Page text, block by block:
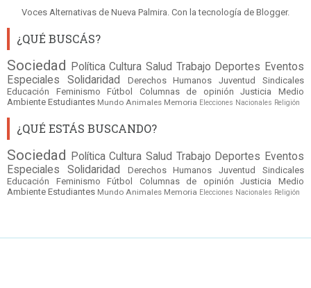
Voces Alternativas de Nueva Palmira. Con la tecnología de Blogger.
¿QUÉ BUSCÁS?
Sociedad Política Cultura Salud Trabajo Deportes Eventos
Especiales
Solidaridad Derechos Humanos Juventud
Sindicales
Educación
Feminismo Fútbol Columnas de opinión Justicia
Medio
Ambiente Estudiantes Mundo Animales Memoria Elecciones Nacionales Religión
¿QUÉ ESTÁS BUSCANDO?
Sociedad Política Cultura Salud Trabajo Deportes Eventos
Especiales
Solidaridad Derechos Humanos Juventud
Sindicales
Educación
Feminismo Fútbol Columnas de opinión Justicia
Medio
Ambiente Estudiantes Mundo Animales Memoria Elecciones Nacionales Religión